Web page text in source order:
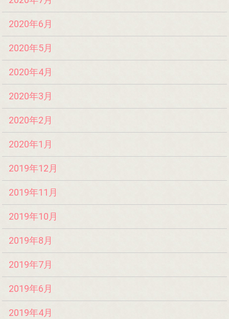
2020年6月
2020年5月
2020年4月
2020年3月
2020年2月
2020年1月
2019年12月
2019年11月
2019年10月
2019年8月
2019年7月
2019年6月
2019年4月